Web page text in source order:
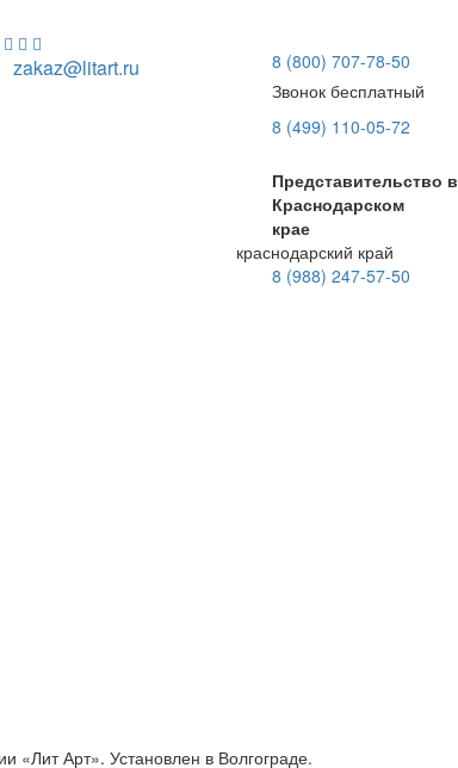
zakaz@litart.ru
8 (800) 707-78-50
Звонок бесплатный
8 (499) 110-05-72
Представительство в
Краснодарском
крае
краснодарский край
8 (988) 247-57-50